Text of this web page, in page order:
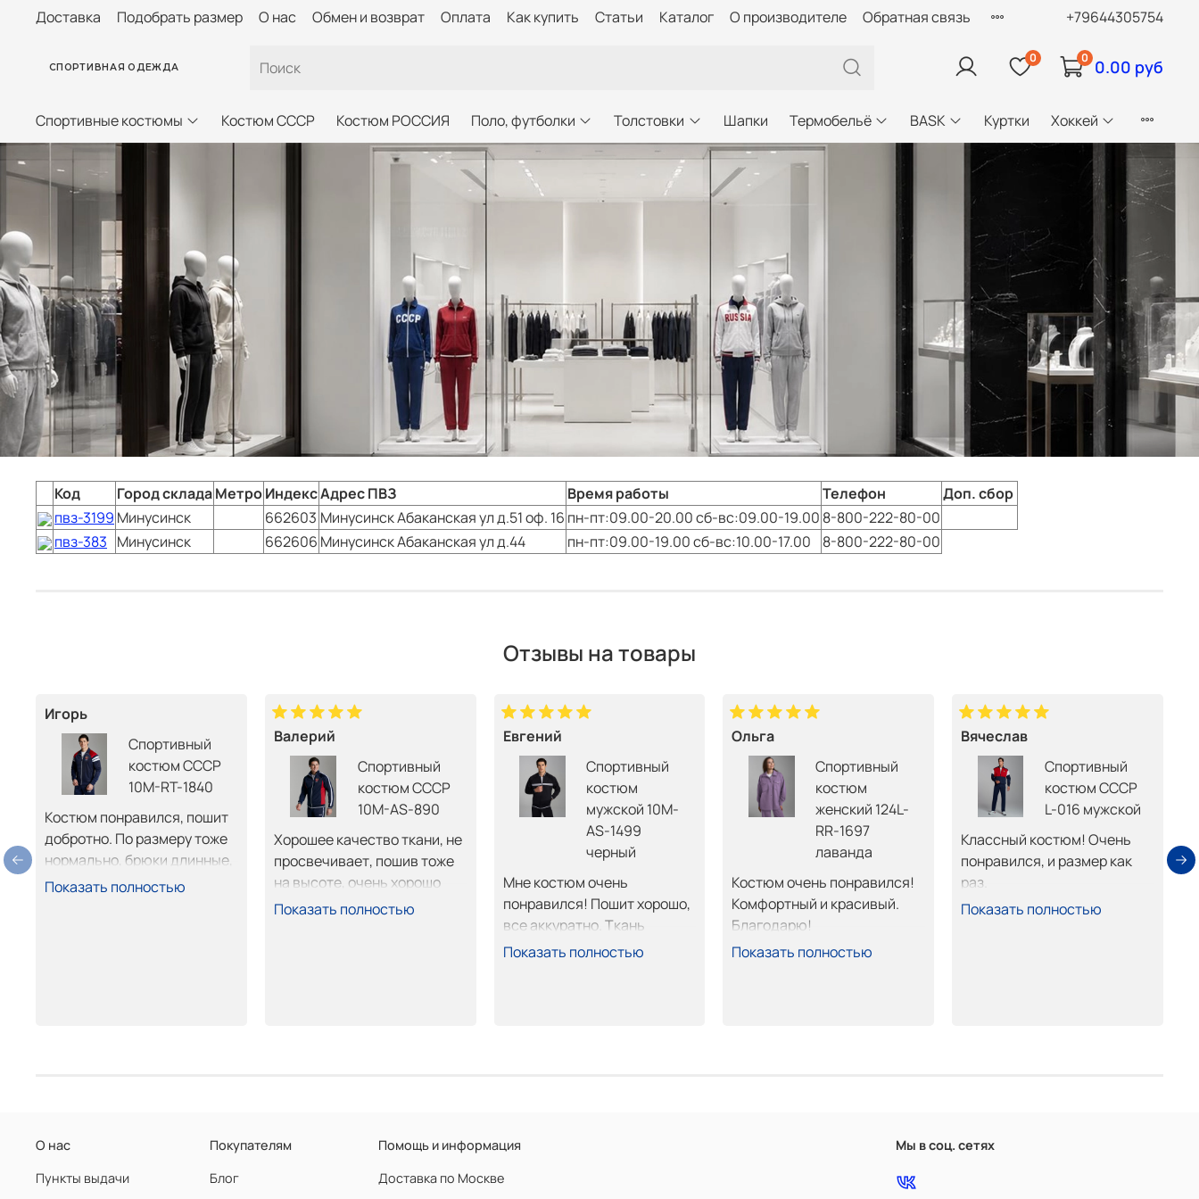
Доставка Подобрать размер О нас Обмен и возврат Оплата Как купить Статьи Каталог О производителе Обратная связь +79644305754
СПОРТИВНАЯ ОДЕЖДА
0 0 0.00 руб
Спортивные костюмы Костюм СССР Костюм РОССИЯ Поло, футболки Толстовки Шапки Термобельё BASK Куртки Хоккей
Код Город складаМетроИндексАдрес ПВЗ Время работы Телефон
Доп. сбор
пвз-3199 Минусинск 662603 МинусинскАбаканская ул д.51 оф. 16 пн-пт:09.00-20.00 сб-вс:09.00-19.00 8-800-222-80-00
пвз-383 Минусинск 662606 МинусинскАбаканская ул д.44 пн-пт:09.00-19.00 сб-вс:10.00-17.00 8-800-222-80-00
Отзывы на товары
Игорь
Спортивный
костюм СССР
10M-RT-1840
Костюм понравился, пошит
добротно. По размеру тоже
нормально, брюки длинные,
обрежу не страшно.
Показать полностью
Валерий
Спортивный
костюм СССР
10M-AS-890
Хорошее качество ткани, не
просвечивает, пошив тоже
на высоте, очень хорошо
сел. Покупкой доволен
Показать полностью
Евгений
Спортивный
костюм
мужской 10M-
AS-1499
черный
Мне костюм очень
понравился! Пошит хорошо,
все аккуратно. Ткань
плотная хорошая. Приехал
Показать полностью
Ольга
Спортивный
костюм
женский 124L-
RR-1697
лаванда
Костюм очень понравился!
Комфортный и красивый.
Благодарю!
Показать полностью
Вячеслав
Спортивный
костюм СССР
L-016 мужской
Классный костюм! Очень
понравился, и размер как
раз.
Показать полностью
О нас
Пункты выдачи
Покупателям
Блог
Помощь и информация
Доставка по Москве
Мы в соц. сетях